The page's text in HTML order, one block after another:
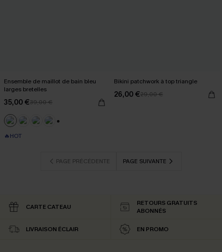
Ensemble de maillot de bain bleu
larges bretelles
35,00 €39,00 €
🔥HOT
Bikini patchwork à top triangle
26,00 €29,00 €
PAGE PRÉCÉDENTE PAGE SUIVANTE
CARTE CATEAU
RETOURS GRATUITS
ABONNÉS
LIVRAISON ÉCLAIR EN PROMO